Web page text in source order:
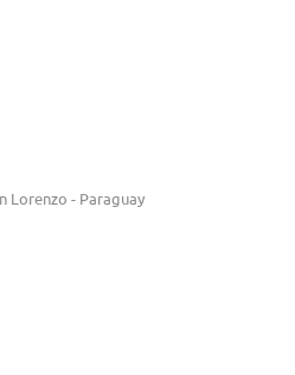
Lorenzo - Paraguay